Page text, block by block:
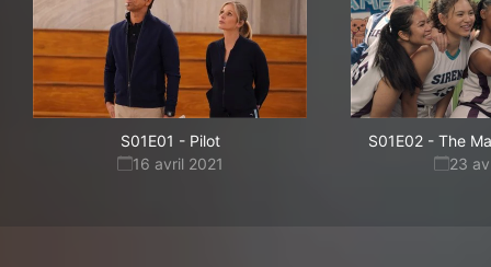
S01E01 - Pilot
16 avril 2021
S01E02 - The
23